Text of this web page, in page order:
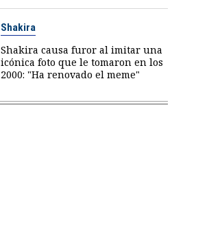
Shakira
Shakira causa furor al imitar una
icónica foto que le tomaron en los
2000: "Ha renovado el meme"